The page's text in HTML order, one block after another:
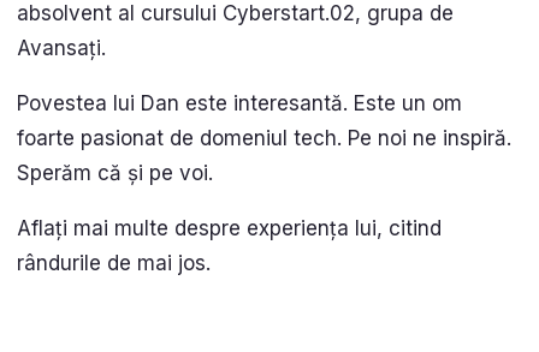
absolvent al cursului Cyberstart.02, grupa de
Avansați.
Povestea lui Dan este interesantă. Este un om
foarte pasionat de domeniul tech. Pe noi ne inspiră.
Sperăm că și pe voi.
Aflați mai multe despre experiența lui, citind
rândurile de mai jos.